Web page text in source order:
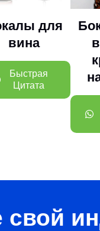
для
вина
Быстрая
Цитата
свой